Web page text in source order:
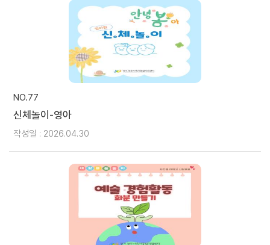
NO.77
신체놀이-영아
작성일 : 2026.04.30